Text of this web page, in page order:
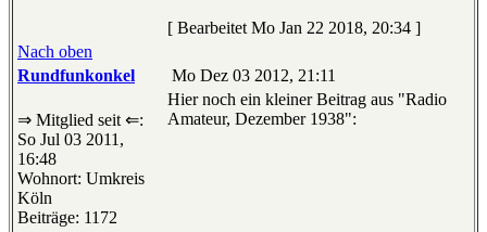
[ Bearbeitet Mo Jan 22 2018, 20:34 ]
Nach oben
Rundfunkonkel
Mo Dez 03 2012, 21:11
⇒ Mitglied seit ⇐:
So Jul 03 2011,
16:48
Wohnort: Umkreis
Köln
Beiträge: 1172
Hier noch ein kleiner Beitrag aus "Radio
Amateur, Dezember 1938":